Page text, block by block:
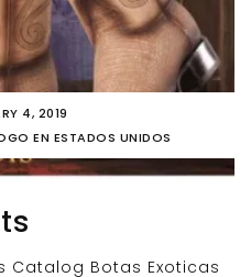
4, 2019
EN ESTADOS UNIDOS
Catalog Botas Exoticas